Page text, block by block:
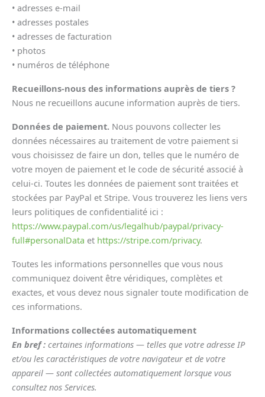
• adresses e-mail
• adresses postales
• adresses de facturation
• photos
• numéros de téléphone
Recueillons-nous des informations auprès de tiers ?
Nous ne recueillons aucune information auprès de tiers.
Données de paiement. Nous pouvons collecter les
données nécessaires au traitement de votre paiement si
vous choisissez de faire un don, telles que le numéro de
votre moyen de paiement et le code de sécurité associé à
celui-ci. Toutes les données de paiement sont traitées et
stockées par PayPal et Stripe. Vous trouverez les liens vers
leurs politiques de confidentialité ici :
https://www.paypal.com/us/legalhub/paypal/privacy-
full#personalData et https://stripe.com/privacy.
Toutes les informations personnelles que vous nous
communiquez doivent être véridiques, complètes et
exactes, et vous devez nous signaler toute modification de
ces informations.
Informations collectées automatiquement
En bref : certaines informations — telles que votre adresse IP
et/ou les caractéristiques de votre navigateur et de votre
appareil — sont collectées automatiquement lorsque vous
consultez nos Services.